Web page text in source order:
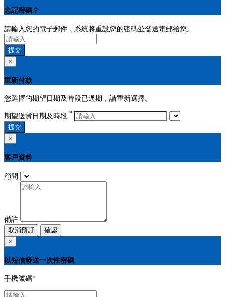
忘記密碼？
請輸入您的電子郵件，系統將重設您的密碼並發送電郵給您。
提交
×
重新付款
您選擇的期望日期及時段已過期，請重新選擇。
期望送貨日期及時段 *
提交
×
客戶資料
顧問
備註
取消預訂
確認
×
以短信發送一次性密碼
手機號碼*